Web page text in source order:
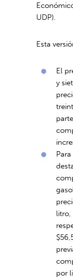
UDP).
Esta
El
y
litro,
por